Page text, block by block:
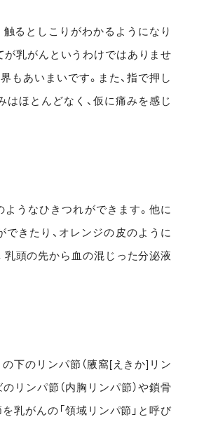
るとしこりがわかるようになり
が乳がんというわけではありませ
もあいまいです。また、指で押し
ほとんどなく、仮に痛みを感じ
うなひきつれができます。他に
できたり、オレンジの皮のように
頭の先から血の混じった分泌液
下のリンパ節（腋窩[えきか]リン
リンパ節（内胸リンパ節）や鎖骨
乳がんの「領域リンパ節」と呼び